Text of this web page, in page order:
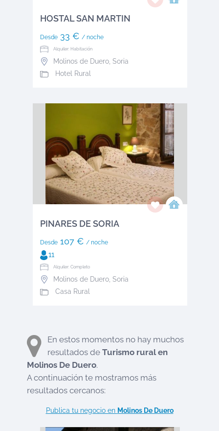
HOSTAL SAN MARTIN
Desde33 € / noche
Alquiler: Habitación
Molinos de Duero, Soria
Hotel Rural
PINARES DE SORIA
Desde107 € / noche
11
Alquiler: Completo
Molinos de Duero, Soria
Casa Rural
En estos momentos no hay muchos
resultados de Turismo rural en
Molinos De Duero.
A continuación te mostramos más
resultados cercanos:
Publica tu negocio en Molinos De Duero